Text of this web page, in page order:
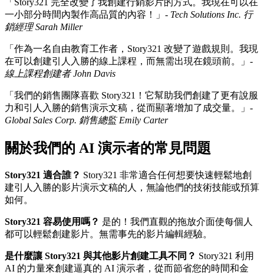
「Story321 完全改變了我創建行銷影片的方式。我現在可以在
一小部分時間內製作高品質的內容！」- Tech Solutions Inc. 行
銷經理 Sarah Miller
「作為一名自由教育工作者，Story321 改變了遊戲規則。我現
在可以創建引人入勝的線上課程，而無需出現在鏡頭前。」-
線上課程創建者 John Davis
「我們的銷售團隊喜歡 Story321！它幫助我們創建了更有說服
力和引人入勝的銷售演示文稿，從而顯著增加了成交量。」-
Global Sales Corp. 銷售總監 Emily Carter
關於我們的 AI 演示者的常見問題
Story321 適合誰？ Story321 非常適合任何想要快速輕鬆地創
建引人入勝的影片演示文稿的人，無論他們的技術技能或預算
如何。
Story321 容易使用嗎？ 是的！我們直觀的拖放介面使每個人
都可以輕鬆創建影片。無需事先的影片編輯經驗。
是什麼讓 Story321 與其他影片創建工具不同？ Story321 利用
AI 的力量來創建逼真的 AI 演示者，從而節省您的時間和金